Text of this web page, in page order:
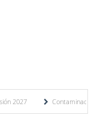
Contaminación y